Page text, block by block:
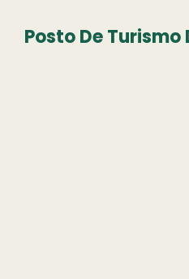
Posto De Turismo